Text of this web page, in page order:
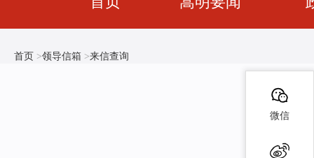
首页 >领导信箱 >来信查询
微信